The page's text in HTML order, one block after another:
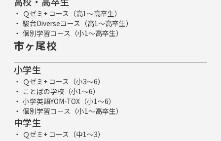
Ｑゼミ+ コース（高1～高卒生）
駿台Diverseコース（高1～高卒生）
個別学習コース（小1～高卒生）
市ヶ尾校
小学生
Ｑゼミ+ コース（小3～6）
ことばの学校（小1～6）
小学英語YOM-TOX（小1～6）
個別学習コース（小1～高卒生）
中学生
Ｑゼミ+ コース（中1～3）